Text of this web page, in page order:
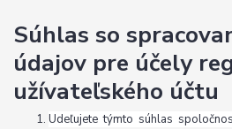
Súhlas so
údajov pre účely
užívateľského účtu
Udeľujete týmto súhlas